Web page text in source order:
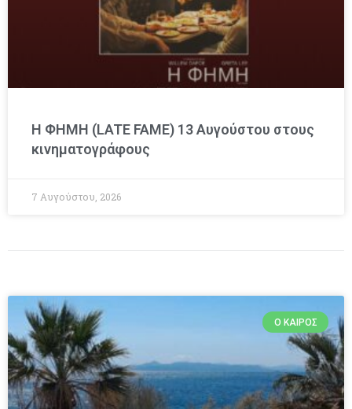
Η ΦΗΜΗ (LATE FAME) 13 Αυγούστου στους
κινηματογράφους
7 Αυγούστου, 2026
Ο ΚΑΙΡΌΣ